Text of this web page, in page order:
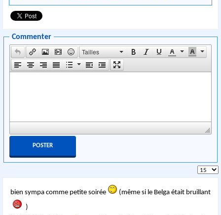
Commenter
Tailles
bien sympa comme petite soirée
(même si le Belga était bruillant
)